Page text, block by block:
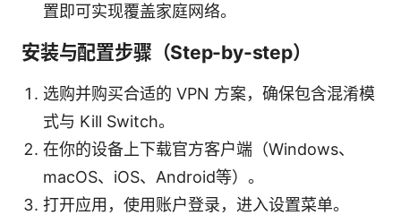
置即可实现覆盖家庭网络。
安装与配置步骤（Step-by-step）
选购并购买合适的 VPN 方案，确保包含混淆模
式与 Kill Switch。
在你的设备上下载官方客户端（Windows、
macOS、iOS、Android等）。
打开应用，使用账户登录，进入设置菜单。